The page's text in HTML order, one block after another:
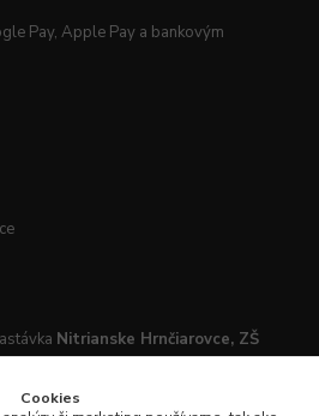
Pay, Apple Pay a bankovým
Nitrianske Hrnčiarovce, ZŠ
Cookies